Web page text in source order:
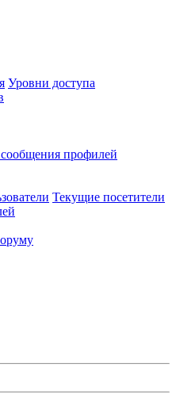
Уровни доступа
профилей
Текущие посетители